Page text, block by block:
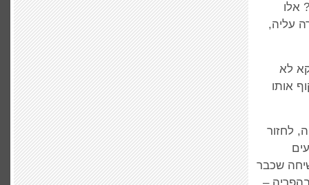
אלו
עליה,
לא
אותו
לחזור
שכבר